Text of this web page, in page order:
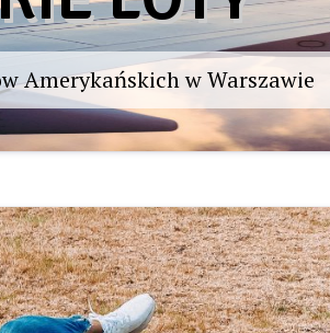
Amerykańskich w Warszawie